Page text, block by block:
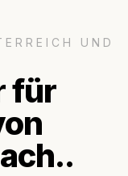
UND
für